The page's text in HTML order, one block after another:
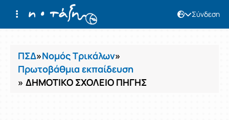
Σύνδεση
Μαθήματα
ΠΣΔ»Νομός Τρικάλων»
Πρωτοβάθμια εκπαίδευση
» ΔΗΜΟΤΙΚΟ ΣΧΟΛΕΙΟ ΠΗΓΗΣ